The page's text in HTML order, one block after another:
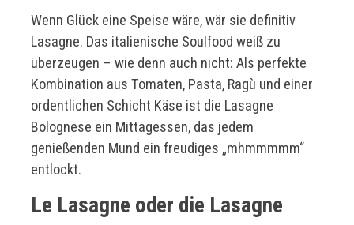
Wenn Glück eine Speise wäre, wär sie definitiv
Lasagne. Das italienische Soulfood weiß zu
überzeugen – wie denn auch nicht: Als perfekte
Kombination aus Tomaten, Pasta, Ragù und einer
ordentlichen Schicht Käse ist die Lasagne
Bolognese ein Mittagessen, das jedem
genießenden Mund ein freudiges „mhmmmmm“
entlockt.
Le Lasagne oder die Lasagne